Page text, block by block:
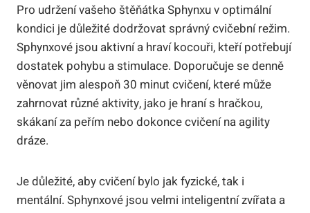
Pro udržení vašeho štěňátka Sphynxu v optimální
kondici je důležité dodržovat správný cvičební režim.
Sphynxové jsou aktivní a hraví kocouři, kteří potřebují
dostatek pohybu a stimulace. Doporučuje se denně
věnovat jim alespoň 30 minut cvičení, které může
zahrnovat různé aktivity, jako je hraní s hračkou,
skákaní za peřím nebo dokonce cvičení na agility
dráze.
Je důležité, aby cvičení bylo jak fyzické, tak i
mentální. Sphynxové jsou velmi inteligentní zvířata a